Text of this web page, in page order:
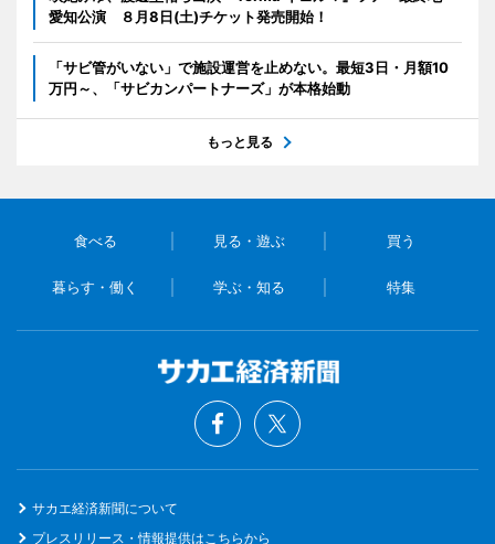
愛知公演 ８月8日(土)チケット発売開始！
「サビ管がいない」で施設運営を止めない。最短3日・月額10
万円～、「サビカンパートナーズ」が本格始動
もっと見る
食べる 見る・遊ぶ 買う
暮らす・働く 学ぶ・知る 特集
サカエ経済新聞について
プレスリリース・情報提供はこちらから